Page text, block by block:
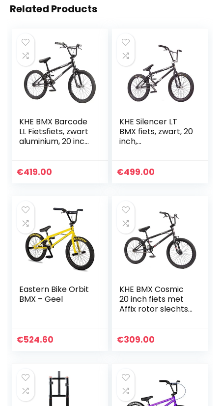
Related Products
KHE BMX Barcode
LL Fietsfiets, zwart
aluminium, 20 inch,
€419.00
KHE Silencer LT
BMX fiets, zwart, 20
inch,
slechts 9,9 kg
€499.00
Eastern Bike Orbit
BMX – Geel
€524.60
KHE BMX Cosmic
20 inch fiets met
Affix rotor slechts
€309.00